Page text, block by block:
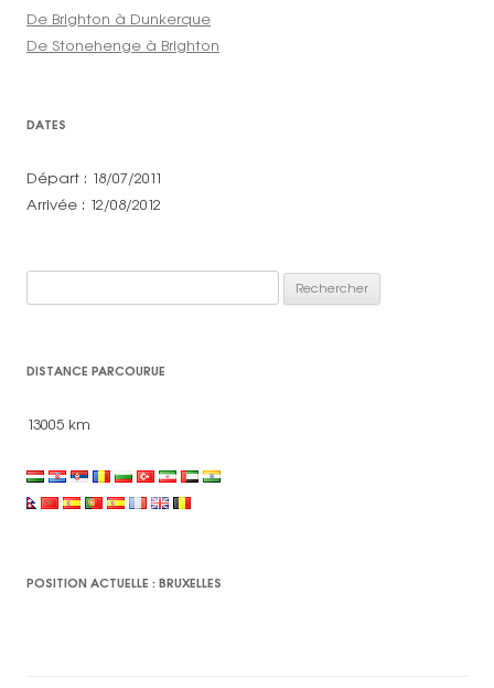
De Brighton à Dunkerque
De Stonehenge à Brighton
DATES
Départ : 18/07/2011
Arrivée : 12/08/2012
DISTANCE PARCOURUE
13005 km
POSITION ACTUELLE : BRUXELLES